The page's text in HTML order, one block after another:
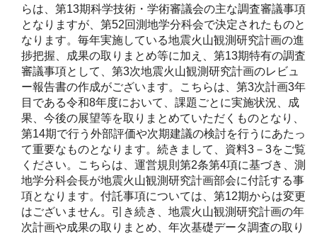
らは、第13期科学技術・学術審議会の主な調査審議事項
となりますが、第52回測地学分科会で決定されたものと
なります。毎年実施している地震火山観測研究計画の進
捗把握、成果の取りまとめ等に加え、第13期特有の調査
審議事項として、第3次地震火山観測研究計画のレビュ
ー報告書の作成がございます。こちらは、第3次計画3年
目である令和8年度において、課題ごとに実施状況、成
果、今後の展望等を取りまとめていただくものとなり、
第14期で行う外部評価や次期建議の検討を行うにあたっ
て重要なものとなります。続きまして、資料3－3をご覧
ください。こちらは、運営規則第2条第4項に基づき、測
地学分科会長が地震火山観測研究計画部会に付託する事
項となります。付託事項については、第12期からは変更
はございません。引き続き、地震火山観測研究計画の年
次計画や成果の取りまとめ、年次基礎データ調査の取り